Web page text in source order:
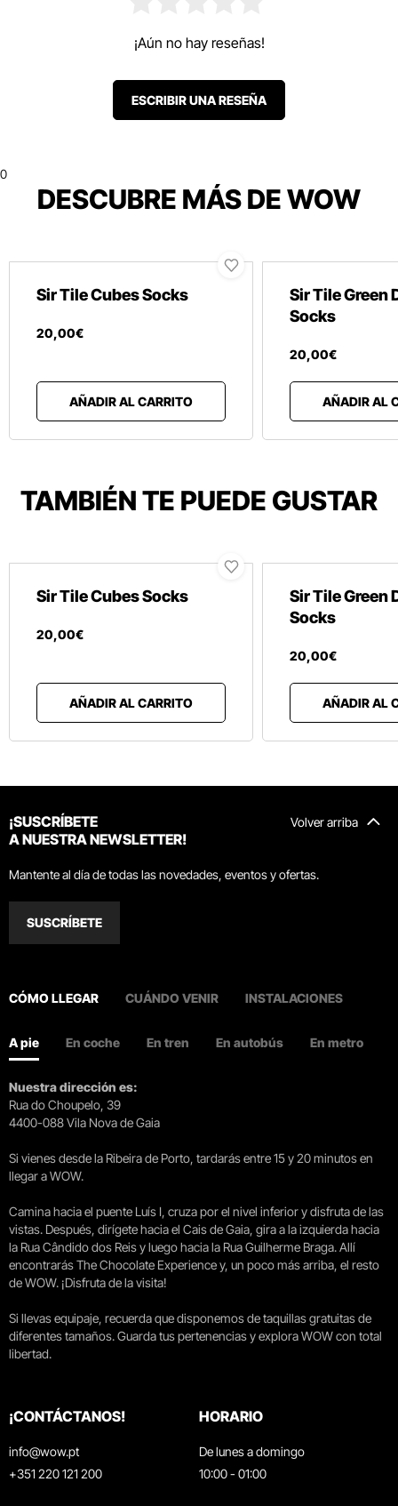
¡Aún no hay reseñas!
ESCRIBIR UNA RESEÑA
0
DESCUBRE MÁS DE WOW
Sir Tile Cubes Socks
20,00€
AÑADIR AL CARRITO
Sir Tile Green
Socks
20,00€
AÑADIR AL
TAMBIÉN TE PUEDE GUSTAR
Sir Tile Cubes Socks
20,00€
AÑADIR AL CARRITO
Sir Tile Green
Socks
20,00€
AÑADIR AL
Volver arriba
¡SUSCRÍBETE
A NUESTRA NEWSLETTER!
Mantente al día de todas las novedades, eventos y ofertas.
SUSCRÍBETE
CÓMO LLEGAR CUÁNDO VENIR INSTALACIONES
A pie En coche En tren En autobús En metro
Nuestra dirección es:
Rua do Choupelo, 39
4400-088 Vila Nova de Gaia
Si vienes desde la Ribeira de Porto, tardarás entre 15 y 20 minutos en
llegar a WOW.
Camina hacia el puente Luís I, cruza por el nivel inferior y disfruta de las
vistas. Después, dirígete hacia el Cais de Gaia, gira a la izquierda hacia
la Rua Cândido dos Reis y luego hacia la Rua Guilherme Braga. Allí
encontrarás The Chocolate Experience y, un poco más arriba, el resto
de WOW. ¡Disfruta de la visita!
Si llevas equipaje, recuerda que disponemos de taquillas gratuitas de
diferentes tamaños. Guarda tus pertenencias y explora WOW con total
libertad.
¡CONTÁCTANOS!
info@wow.pt
+351 220 121 200
HORARIO
De lunes a domingo
10:00 - 01:00